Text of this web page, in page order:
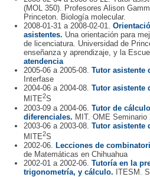
(MOL 350). Profesores Alison
Princeton. Biología molecular.
2008-01-31 a 2008-02-01.
asistentes. Una orientación para
de licenciatura. Universidad de
enseñanza y aprendizaje, y la
atendencia
2005-06 a 2005-08. Tutor asistente
Interfase
2004-06 a 2004-08. Tutor asistente
MITE2S
2003-09 a 2004-06. Tutor de
diferenciales. MIT. OME Seminario
2003-06 a 2003-08. Tutor asistente
MITE2S
2002-06.
Lecciones de
de Matemáticas en Chihuahua
2002-01 a 2002-06. Tutoría en la
trigonometría, y cálculo. ITESM.